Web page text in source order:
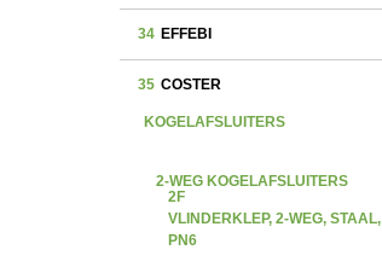
34 EFFEBI
35 COSTER
KOGELAFSLUITERS
2-WEG KOGELAFSLUITERS
2F
VLINDERKLEP, 2-WEG, STAAL,
PN6